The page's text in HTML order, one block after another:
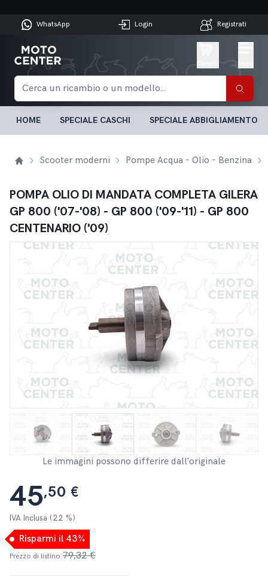
WhatsApp Login Registrati
HOME SPECIALE CASCHI SPECIALE ABBIGLIAMENTO
Scooter moderni Pompe Acqua - Olio - Benzina
POMPA OLIO DI MANDATA COMPLETA GILERA
GP 800 ('07-'08) - GP 800 ('09-'11) - GP 800
CENTENARIO ('09)
Le immagini possono differire dall'originale
45,50 €
IVA Inclusa (22 %)
Risparmi il 43%
Prezzo di listino 79,32 €